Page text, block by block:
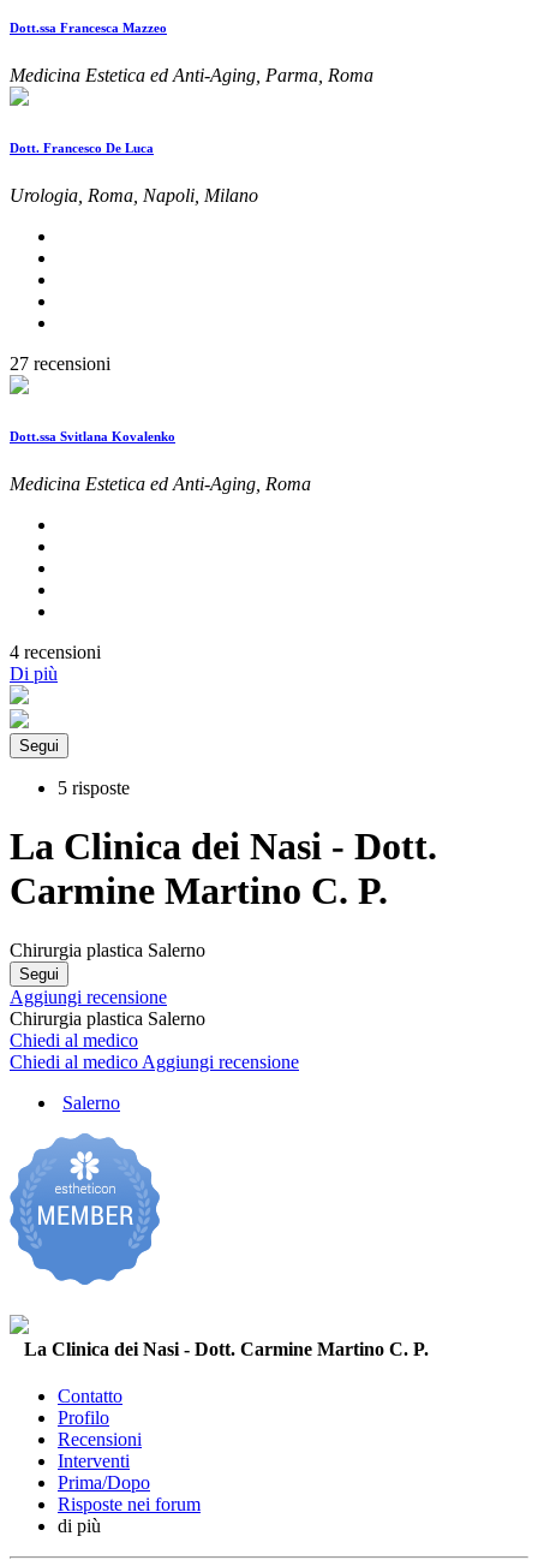
Dott.ssa Francesca Mazzeo
Medicina Estetica ed Anti-Aging, Parma, Roma
Dott. Francesco De Luca
Urologia, Roma, Napoli, Milano
27 recensioni
Dott.ssa Svitlana Kovalenko
Medicina Estetica ed Anti-Aging, Roma
4 recensioni
Di più
Segui
5 risposte
La Clinica dei Nasi - Dott.
Carmine Martino C. P.
Chirurgia plastica Salerno
Segui
Aggiungi recensione
Chirurgia plastica Salerno
Chiedi al medico
Chiedi al medico Aggiungi recensione
Salerno
La Clinica dei Nasi - Dott. Carmine Martino C. P.
Contatto
Profilo
Recensioni
Interventi
Prima/Dopo
Risposte nei forum
di più